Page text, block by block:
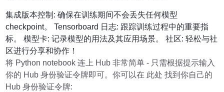
集成版本控制: 确保在训练期间不会丢失任何模型
checkpoint。 Tensorboard 日志: 跟踪训练过程中的重要指
标。 模型卡: 记录模型的用法及其应用场景。 社区: 轻松与社
区进行分享和协作！
将 Python notebook 连上 Hub 非常简单 - 只需根据提示输入
你的 Hub 身份验证令牌即可。你可以在 此处 找到你自己的
Hub 身份验证令牌: